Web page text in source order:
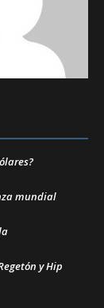
mundial
y Hip